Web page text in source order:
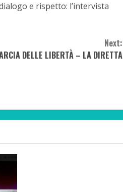
e rispetto: l’intervista
Next:
DELLE LIBERTÀ – LA DIRETTA